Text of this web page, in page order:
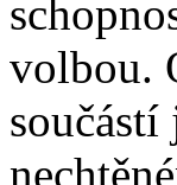
volbou.